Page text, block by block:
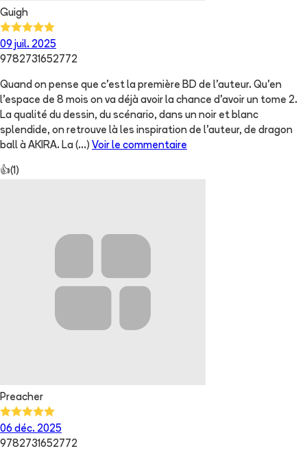
Guigh
09 juil. 2025
9782731652772
Quand on pense que c’est la première BD de l’auteur. Qu’en
l’espace de 8 mois on va déjà avoir la chance d’avoir un tome 2.
La qualité du dessin, du scénario, dans un noir et blanc
splendide, on retrouve là les inspiration de l’auteur, de dragon
ball à AKIRA. La (...) Voir le commentaire
👍(1)
Preacher
06 déc. 2025
9782731652772